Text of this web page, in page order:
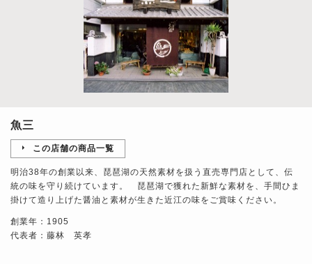
魚三
この店舗の商品一覧
明治38年の創業以来、琵琶湖の天然素材を扱う直売専門店として、伝
統の味を守り続けています。 琵琶湖で獲れた新鮮な素材を、手間ひま
掛けて造り上げた醤油と素材が生きた近江の味をご賞味ください。
創業年：1905
代表者：藤林 英孝